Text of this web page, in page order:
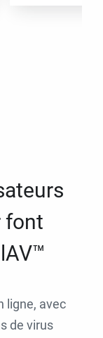
font
ligne, avec
de virus